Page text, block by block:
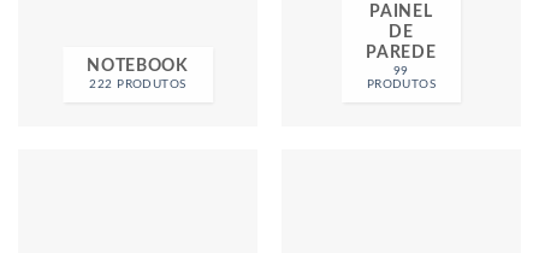
NOTEBOOK
222 PRODUTOS
PAINEL
DE
PAREDE
99
PRODUTOS